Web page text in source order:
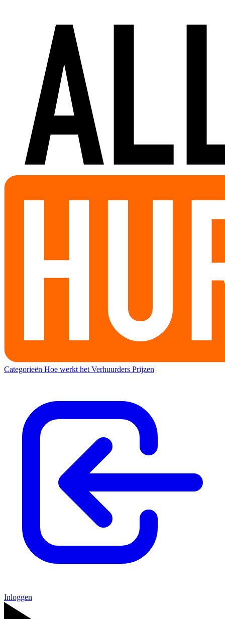
Categorieën Hoe werkt het Verhuurders Prijzen
Inloggen